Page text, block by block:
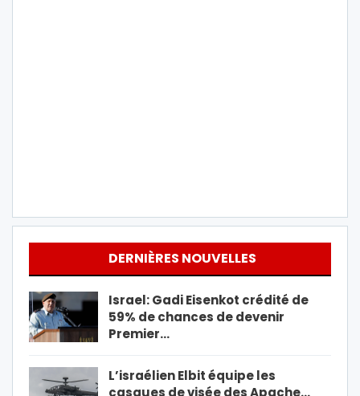
DERNIÈRES NOUVELLES
Israel: Gadi Eisenkot crédité de
59% de chances de devenir
Premier…
L’israélien Elbit équipe les